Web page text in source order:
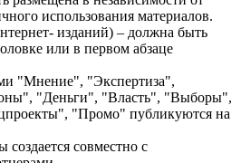
использования материалов.
изданий) – должна быть
или в первом абзаце
"Мнение", "Экспертиза",
"Деньги", "Власть", "Выборы",
"Промо" публикуются на
создается совместно с